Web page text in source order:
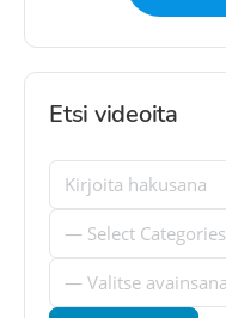
Etsi videoita